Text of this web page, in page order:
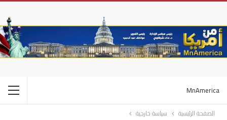
MnAmerica
الصفحة الرئيسية سياسة خارجية